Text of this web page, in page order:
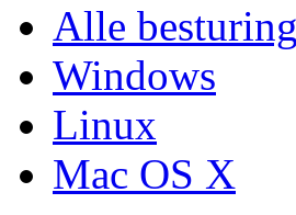
Alle
Windows
Linux
Mac OS X